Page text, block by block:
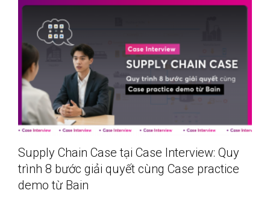
Supply Chain Case tại Case Interview: Quy
trình 8 bước giải quyết cùng Case practice
demo từ Bain